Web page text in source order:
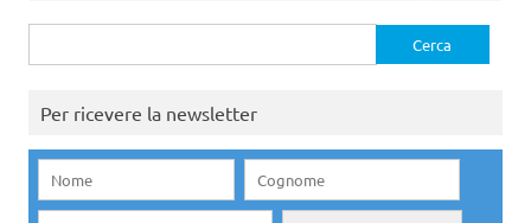
per:
Per ricevere la newsletter